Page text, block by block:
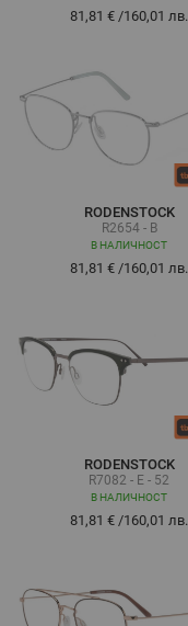
81,81 € /160,01 лв.
RODENSTOCK
R2654 - B
В НАЛИЧНОСТ
81,81 € /160,01 лв.
RODENSTOCK
R7082 - E - 52
В НАЛИЧНОСТ
81,81 € /160,01 лв.